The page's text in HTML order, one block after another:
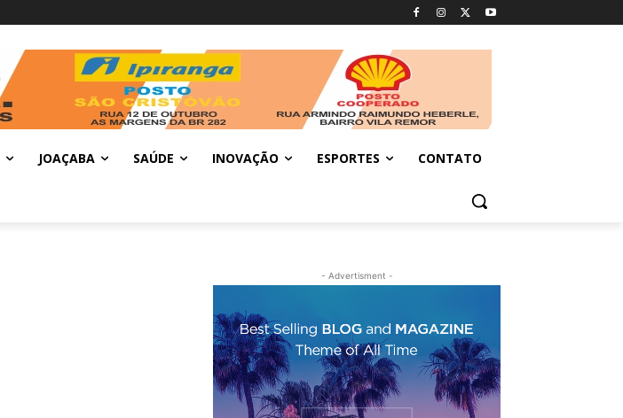
JOAÇABA SAÚDE INOVAÇÃO ESPORTES CONTATO
- Advertisment -